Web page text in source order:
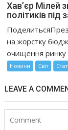
Хав’єр Мілей
політиків
на жорстку
очищення ринку
Новини Світ
LEAVE A